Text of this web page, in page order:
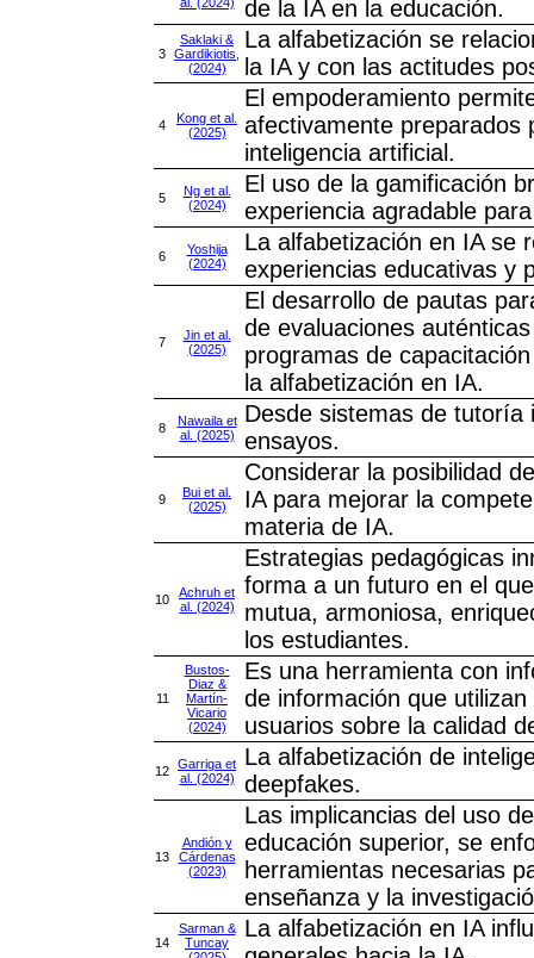
de la IA en la educación.
3
Saklaki &
Gardikiotis,
(2024)
La alfabetización se
la IA y con las actitudes
4
Kong et al.
(2025)
El empoderamiento
afectivamente preparados
inteligencia artificial.
5
Ng et al.
(2024)
El uso de la gamificación
experiencia agradable
6
Yoshija
(2024)
La alfabetización en IA se
experiencias educativas y
7
Jin et al.
(2025)
El desarrollo de pautas
de evaluaciones
programas de
la alfabetización en IA.
8
Nawaila et
al. (2025)
Desde sistemas de tutoría
ensayos.
9
Bui et al.
(2025)
Considerar la posibilidad
IA para mejorar la
materia de IA.
10
Achruh et
al. (2024)
Estrategias pedagógicas
forma a un futuro en el
mutua, armoniosa,
los estudiantes.
11
Bustos-
Diaz &
Martín-
Vicario
(2024)
Es una herramienta con
de información que
usuarios sobre la calidad
12 Garriga et
al. (2024)
La alfabetización de
deepfakes.
13
Andión y
Cárdenas
(2023)
Las implicancias del uso
educación superior, se
herramientas necesarias
enseñanza y la
14
Sarman &
Tuncay
La alfabetización en IA